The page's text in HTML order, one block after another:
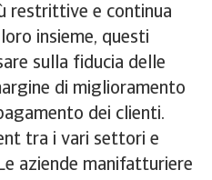
restrittive e continua
insieme, questi
sulla fiducia delle
di miglioramento
dei clienti.
tra i vari settori e
aziende manifatturiere